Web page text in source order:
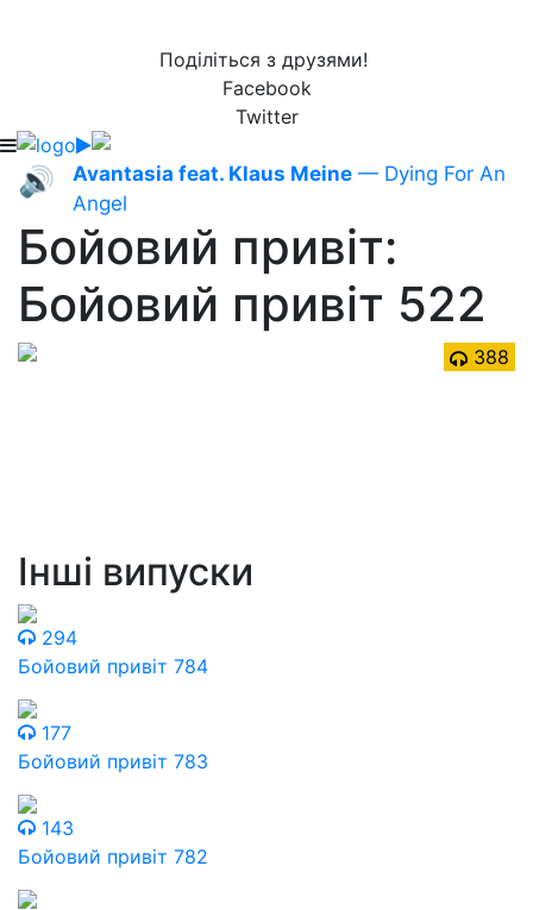
Поділіться з друзями!
Facebook
Twitter
🔊 Avantasia feat. Klaus Meine — Dying For An
Angel
Бойовий привіт:
Бойовий привіт 522
388
Інші випуски
294
Бойовий привіт 784
177
Бойовий привіт 783
143
Бойовий привіт 782